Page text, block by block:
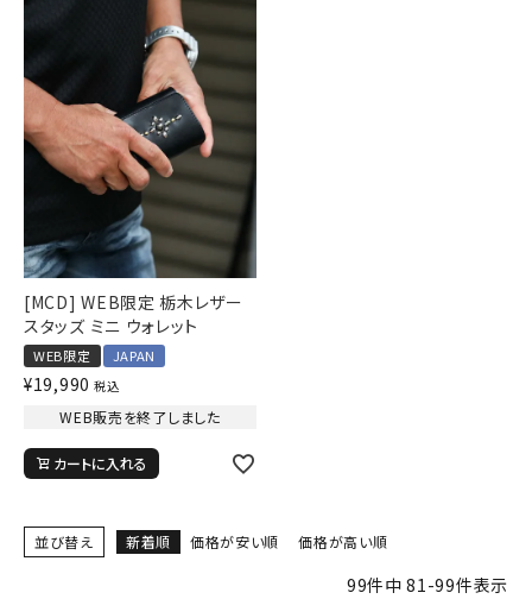
[MCD] WEB限定 栃木レザー
スタッズ ミニ ウォレット
WEB限定 JAPAN
¥19,990 税込
WEB販売を終了しました
カートに入れる
並び替え 新着順 価格が安い順 価格が高い順
99件中 81 -99件表示